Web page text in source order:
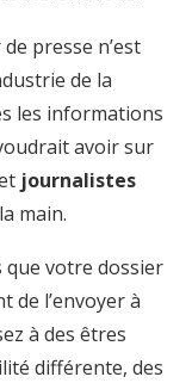
presse n’est
de la
les informations
avoir sur
journalistes
main.
que votre dossier
de l’envoyer à
à des êtres
différente, des